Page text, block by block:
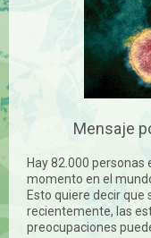
Mensaje
Hay 82.000
momento en el
Esto quiere decir que
recientemente, las
preocupaciones